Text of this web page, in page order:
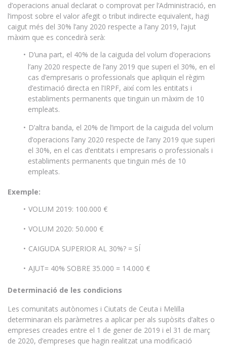
d’operacions anual declarat o comprovat per l’Administració, en
l’impost sobre el valor afegit o tribut indirecte equivalent, hagi
caigut més del 30% l’any 2020 respecte a l’any 2019, l’ajut
màxim que es concedirà serà:
D’una part, el 40% de la caiguda del volum d’operacions
l’any 2020 respecte de l’any 2019 que superi el 30%, en el
cas d’empresaris o professionals que apliquin el règim
d’estimació directa en l’IRPF, així com les entitats i
establiments permanents que tinguin un màxim de 10
empleats.
D’altra banda, el 20% de l’import de la caiguda del volum
d’operacions l’any 2020 respecte de l’any 2019 que superi
el 30%, en el cas d’entitats i empresaris o professionals i
establiments permanents que tinguin més de 10
empleats.
Exemple:
VOLUM 2019: 100.000 €
VOLUM 2020: 50.000 €
CAIGUDA SUPERIOR AL 30%? = SÍ
AJUT= 40% SOBRE 35.000 = 14.000 €
Determinació de les condicions
Les comunitats autònomes i Ciutats de Ceuta i Melilla
determinaran els paràmetres a aplicar per als supòsits d’altes o
empreses creades entre el 1 de gener de 2019 i el 31 de març
de 2020, d’empreses que hagin realitzat una modificació